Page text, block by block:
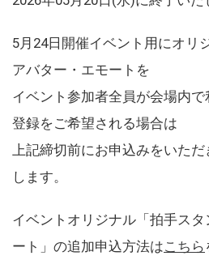
5月24日開催イベント用にオリ
アバター・エモートを
イベント参加者全員が会場内
登録をご希望される場合は
上記締切前にお申込みをいた
します。
イベントオリジナル「拍手ス
ート」の追加申込方法はこちら